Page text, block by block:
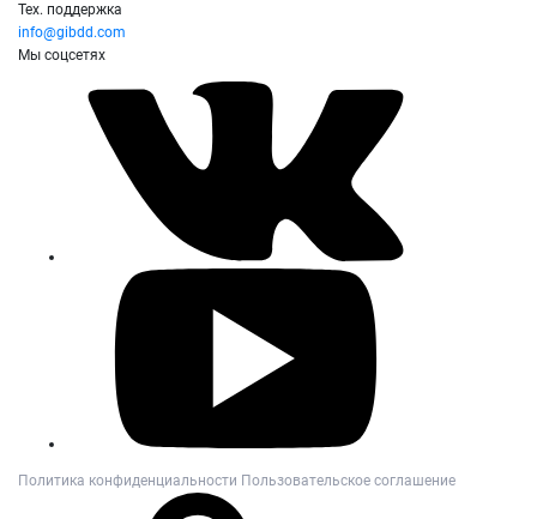
Тех. поддержка
info@gibdd.com
Мы соцсетях
Политика конфиденциальности Пользовательское соглашение